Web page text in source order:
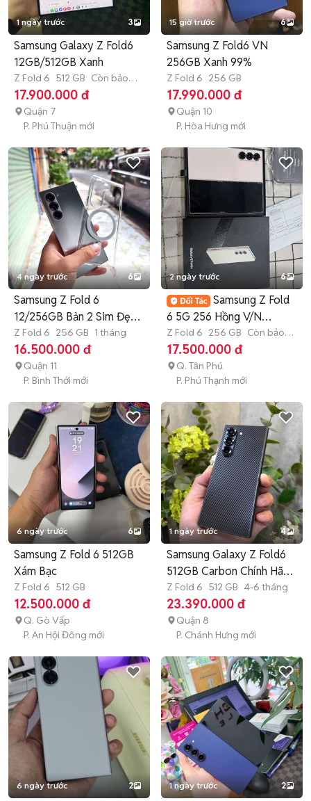
1 ngày trước 3
Samsung Galaxy Z Fold6
12GB/512GB Xanh
Z Fold 6 512 GB Còn bảo
hành
17.900.000 đ
Quận 7
P. Phú Thuận mới
15 giờ trước 6
Samsung Z Fold6 VN
256GB Xanh 99%
Z Fold 6 256 GB
17.990.000 đ
Quận 10
P. Hòa Hưng mới
4 ngày trước 6
Samsung Z Fold 6
12/256GB Bản 2 Sim Đẹp
Zin Full
Z Fold 6 256 GB 1 tháng
16.500.000 đ
Quận 11
P. Bình Thới mới
2 ngày trước 6
Samsung Z Fold
6 5G 256 Hồng V/N
FULBOX BH T1/2027
Z Fold 6 256 GB Còn bảo
hành
17.500.000 đ
Q. Tân Phú
P. Phú Thạnh mới
6 ngày trước 6
Samsung Z Fold 6 512GB
Xám Bạc
Z Fold 6 512 GB
12.500.000 đ
Q. Gò Vấp
P. An Hội Đông mới
1 ngày trước 4
Samsung Galaxy Z Fold6
512GB Carbon Chính Hãng
99%
Z Fold 6 512 GB 4-6 tháng
23.390.000 đ
Quận 8
P. Chánh Hưng mới
6 ngày trước 2 1 ngày trước 2